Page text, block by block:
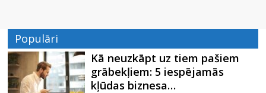
Populāri
Kā neuzkāpt uz tiem pašiem
grābekļiem: 5 iespējamās
kļūdas biznesa…